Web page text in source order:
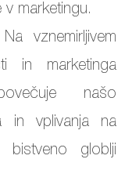
marketingu.
vznemirljivem
in marketinga
našo
in vplivanja na
bistveno globlji